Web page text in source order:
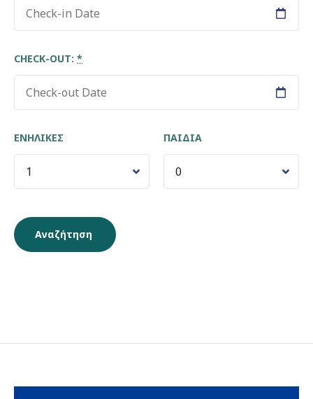
CHECK-OUT: *
ΕΝΉΛΙΚΕΣ ΠΑΙΔΙΆ